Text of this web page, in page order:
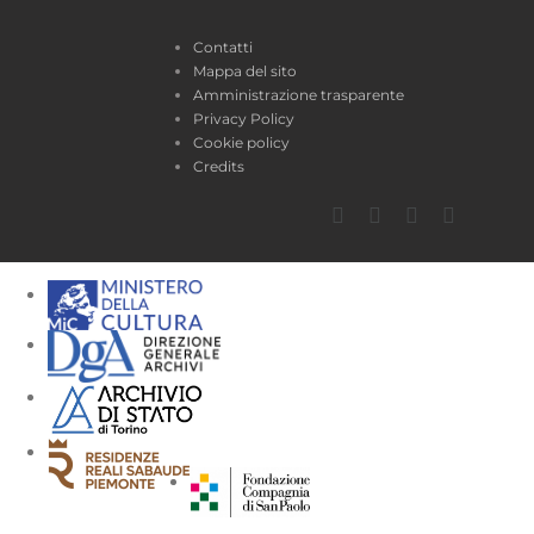
Contatti
Mappa del sito
Amministrazione trasparente
Privacy Policy
Cookie policy
Credits
Facebook
TwitterYouTube